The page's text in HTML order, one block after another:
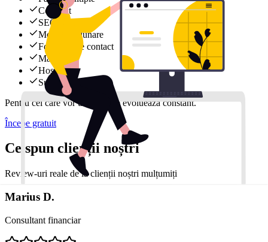
Conținut
SEO
Modificări lunare
Formular de contact
Mail
Hosting
Support rapid
Pentru cei care vor un site care evoluează constant.
Începe gratuit
Ce spun clienții noștri
Review-uri reale de la clienții noștri mulțumiți
Marius D.
Consultant financiar